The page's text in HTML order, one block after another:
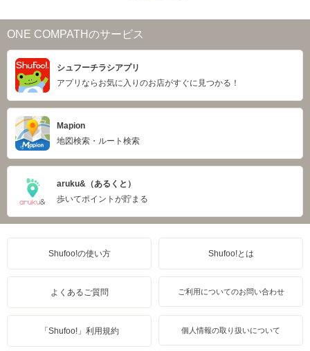
ONE COMPATHのサービス
シュフーチラシアプリ
アプリならお気に入りのお店がすぐに見つかる！
Mapion
地図検索・ルート検索
aruku&（あるくと）
歩いてポイントが貯まる
Shufoo!の使い方 Shufoo!とは
よくあるご質問 ご利用についてのお問い合わせ
「Shufoo!」利用規約 個人情報の取り扱いについて